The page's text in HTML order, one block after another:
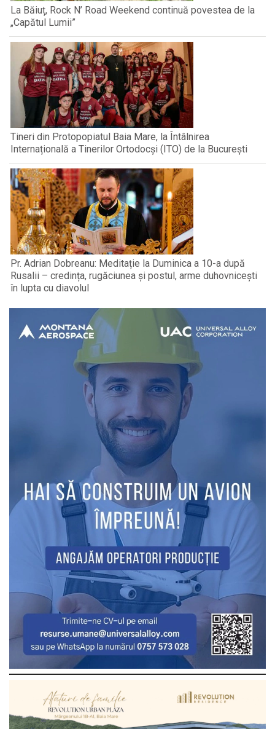
La Băiuț, Rock N’ Road Weekend continuă povestea de la
„Capătul Lumii”
Tineri din Protopopiatul Baia Mare, la Întâlnirea
Internațională a Tinerilor Ortodocși (ITO) de la București
Pr. Adrian Dobreanu: Meditație la Duminica a 10-a după
Rusalii – credința, rugăciunea și postul, arme duhovnicești
în lupta cu diavolul